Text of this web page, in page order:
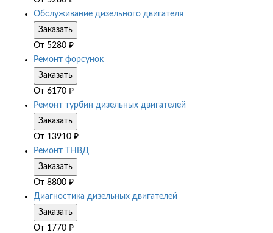
Обслуживание дизельного двигателя
Заказать
От 5280 ₽
Ремонт форсунок
Заказать
От 6170 ₽
Ремонт турбин дизельных двигателей
Заказать
От 13910 ₽
Ремонт ТНВД
Заказать
От 8800 ₽
Диагностика дизельных двигателей
Заказать
От 1770 ₽